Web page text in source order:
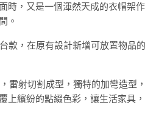
時，又是一個渾然天成的衣帽架作
。
款，在原有設計新增可放置物品的
雷射切割成型，獨特的加彎造型，
上繽紛的點綴色彩，讓生活家具，